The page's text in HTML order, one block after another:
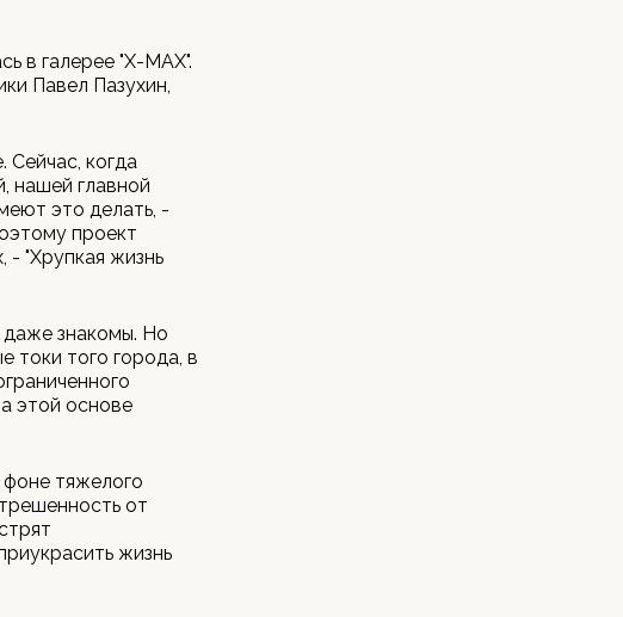
в галерее "Х-МАХ".
Павел Пазухин,
Сейчас, когда
нашей главной
это делать, -
проект
- "Хрупкая жизнь
знакомы. Но
токи того города, в
этой основе
фоне тяжелого
от
жизнь